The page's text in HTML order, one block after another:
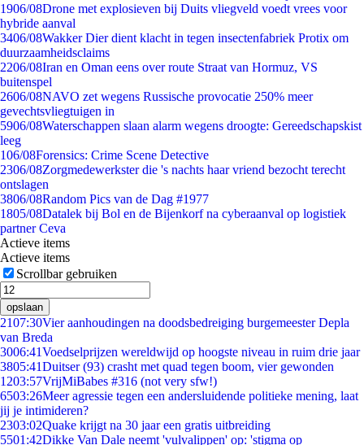
1906/08Drone met explosieven bij Duits vliegveld voedt vrees voor
hybride aanval
3406/08Wakker Dier dient klacht in tegen insectenfabriek Protix om
duurzaamheidsclaims
2206/08Iran en Oman eens over route Straat van Hormuz, VS
buitenspel
2606/08NAVO zet wegens Russische provocatie 250% meer
gevechtsvliegtuigen in
5906/08Waterschappen slaan alarm wegens droogte: Gereedschapskist
leeg
106/08Forensics: Crime Scene Detective
2306/08Zorgmedewerkster die 's nachts haar vriend bezocht terecht
ontslagen
3806/08Random Pics van de Dag #1977
1805/08Datalek bij Bol en de Bijenkorf na cyberaanval op logistiek
partner Ceva
Actieve items
Actieve items
Scrollbar gebruiken
opslaan
2107:30Vier aanhoudingen na doodsbedreiging burgemeester Depla
van Breda
3006:41Voedselprijzen wereldwijd op hoogste niveau in ruim drie jaar
3805:41Duitser (93) crasht met quad tegen boom, vier gewonden
1203:57VrijMiBabes #316 (not very sfw!)
6503:26Meer agressie tegen een andersluidende politieke mening, laat
jij je intimideren?
2303:02Quake krijgt na 30 jaar een gratis uitbreiding
5501:42Dikke Van Dale neemt 'vulvalippen' op: 'stigma op